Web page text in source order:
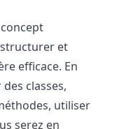
et
efficace. En
classes,
utiliser
serez en